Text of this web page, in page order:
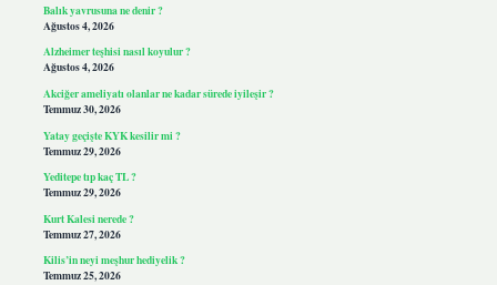
Balık yavrusuna ne denir ?
Ağustos 4, 2026
Alzheimer teşhisi nasıl koyulur ?
Ağustos 4, 2026
Akciğer ameliyatı olanlar ne kadar sürede iyileşir ?
Temmuz 30, 2026
Yatay geçişte KYK kesilir mi ?
Temmuz 29, 2026
Yeditepe tıp kaç TL ?
Temmuz 29, 2026
Kurt Kalesi nerede ?
Temmuz 27, 2026
Kilis’in neyi meşhur hediyelik ?
Temmuz 25, 2026